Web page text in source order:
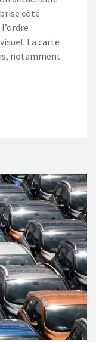
côté
La carte
notamment